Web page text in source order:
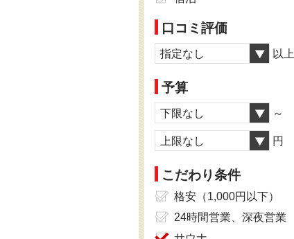
口コミ評価
指定なし 以上
予算
下限なし ～
上限なし 円
こだわり条件
格安（1,000円以下）
24時間営業、深夜営業